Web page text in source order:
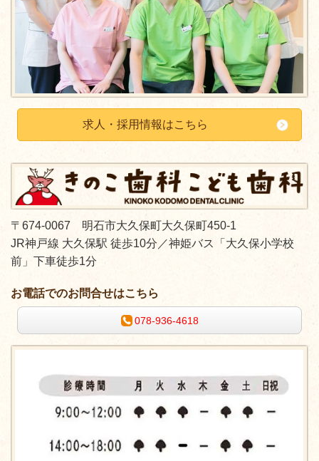
求人・採用情報はこちら
〒674-0067 明石市大久保町大久保町450-1
JR神戸線 大久保駅 徒歩10分／神姫バス「大久保小学校
前」下車徒歩1分
お電話でのお問合せはこちら
078-936-4618